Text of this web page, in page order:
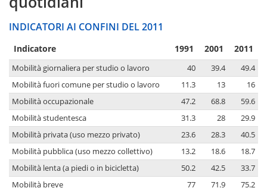
INDICATORI AI CONFINI DEL 2011
Indicatore 1991 2001 2011
Mobilità giornaliera per studio o lavoro 40 39.4
49.4
Mobilità fuori comune per studio o lavoro
11.3 13
16
Mobilità occupazionale
47.2 68.8
59.6
Mobilità studentesca
31.3 28
29.9
Mobilità privata (uso mezzo privato)
23.6 28.3
40.5
Mobilità pubblica (uso mezzo collettivo)
13.2 18.6
18.7
Mobilità lenta (a piedi o in bicicletta)
50.2 42.5
33.7
Mobilità breve
77 71.9
75.2